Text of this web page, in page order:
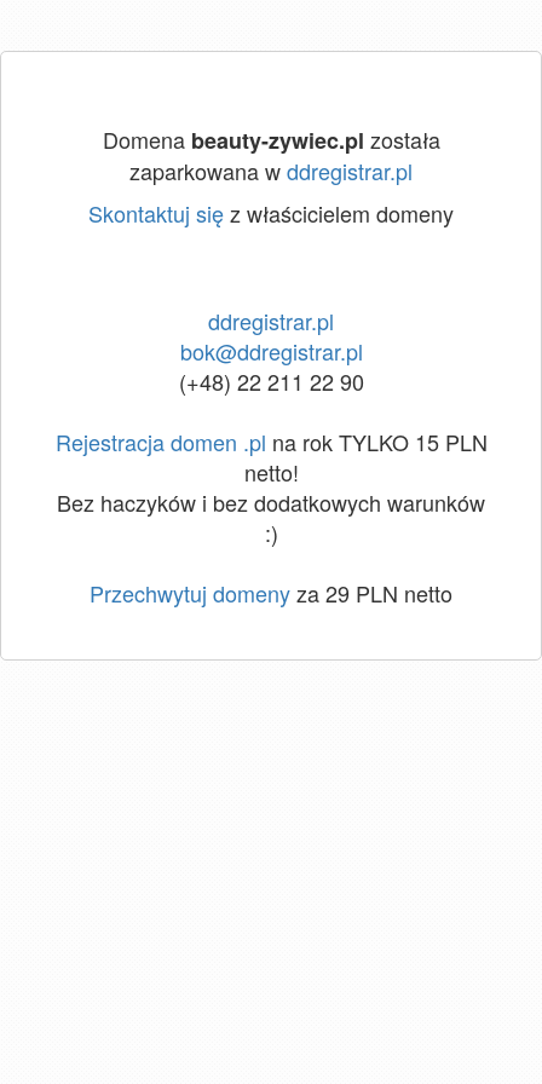
Domena beauty-zywiec.pl została
zaparkowana wddregistrar.pl
Skontaktuj sięz właścicielem domeny
ddregistrar.pl
bok@ddregistrar.pl
(+48) 22 211 22 90
Rejestracja domen .pl na rok TYLKO 15 PLN
netto!
Bez haczyków i bez dodatkowych warunków
:)
Przechwytuj domenyza 29 PLN netto